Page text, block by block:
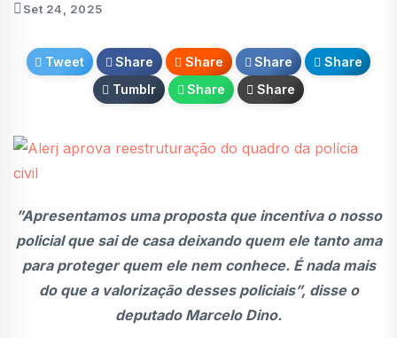
Set 24, 2025
Tweet Share Share Share
Share
Tumblr
Share Share
”Apresentamos uma proposta que incentiva o nosso
policial que sai de casa deixando quem ele tanto ama
para proteger quem ele nem conhece. É nada mais
do que a valorização desses policiais”, disse o
deputado Marcelo Dino.